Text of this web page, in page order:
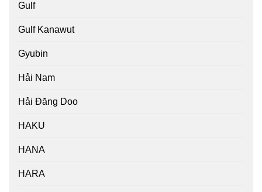
Gulf
Gulf Kanawut
Gyubin
Hải Nam
Hải Đăng Doo
HAKU
HANA
HARA